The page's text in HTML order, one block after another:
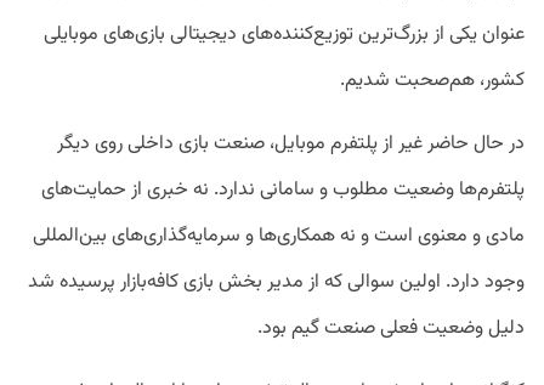
عنوان یکی از بزرگ‌ترین توزیع‌کننده‌های دیجیتالی بازی‌های موبایلی
کشور، هم‌صحبت شدیم.
در حال حاضر غیر از پلتفرم موبایل، صنعت بازی داخلی روی دیگر
پلتفرم‌ها وضعیت مطلوب و سامانی ندارد. نه خبری از حمایت‌های
مادی و معنوی است و نه همکاری‌ها و سرمایه‌گذاری‌های بین‌المللی
وجود دارد. اولین سوالی که از مدیر بخش بازی کافه‌بازار پرسیده شد
دلیل وضعیت فعلی صنعت گیم بود.